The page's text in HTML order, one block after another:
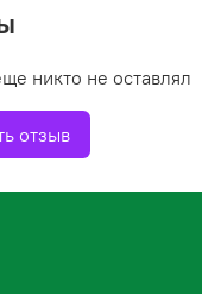
560мм.
унитаза
никто не оставлял
отзыв